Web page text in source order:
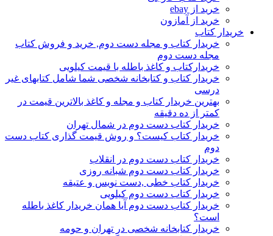
خرید از ebay
خرید از آمازون
خریدار کتاب
خریدار کتاب و مجله دست دوم, خرید و فروش کتاب
مجله دست دوم
خریدارکتاب و کاغذ باطله با قیمت کیلویی
خریدار کتاب و کتابخانه شخصی شما شامل کتابهای غیر
درسی
بهترین خریدار کتاب و مجله و کاغذ بالاترین قیمت در
کمتر از ده دقیقه
خریدار کتاب دست دوم در شمال تهران
خریدار کتاب کیست؟ و روش قیمت گذاری کتاب دست
دوم
خریدار کتاب دست دوم در انقلاب
خریدار کتاب دست دوم شبانه روزی
خریدار کتاب خطی ,دست نویس و عتیقه
خریدار کتاب دست دوم کیلویی
خریدار کتاب دست دوم آیا همان خریدار کاغذ باطله
است؟
خریدار کتابخانه شخصی در تهران و حومه